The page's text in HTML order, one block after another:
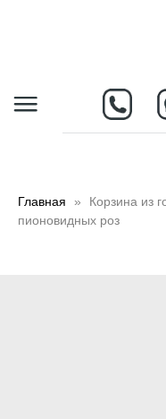
Главная
Корзина из
пионовидных роз